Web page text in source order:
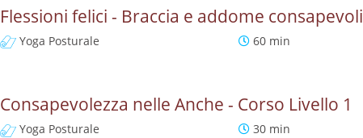
Flessioni felici - Braccia e addome consapevoli
Yoga Posturale 60 min
Consapevolezza nelle Anche - Corso Livello 1
Yoga Posturale 30 min